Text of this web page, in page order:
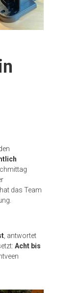
hat das Team
, antwortet
Acht bis